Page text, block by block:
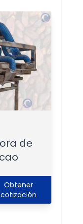
de
Obtener
cotización